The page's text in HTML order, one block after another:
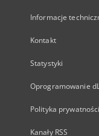
Informacje
Kontakt
Statystyki
Oprogramowanie
Polityka prywatności
Kanały RSS